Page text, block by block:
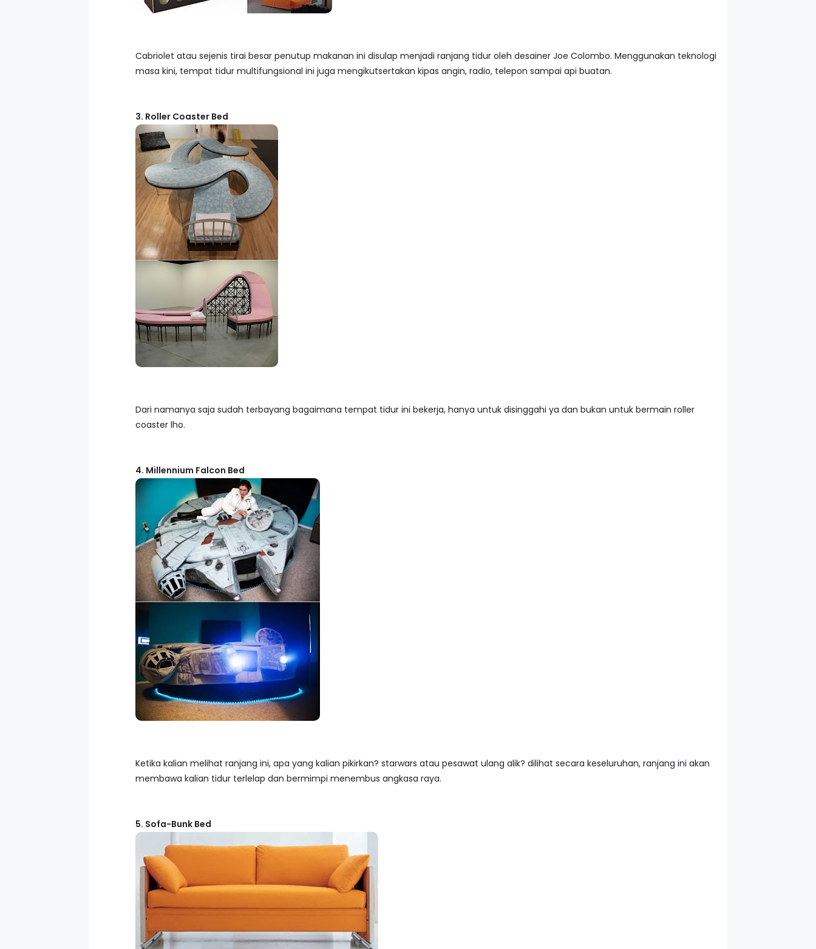
Cabriolet atau sejenis tirai besar penutup makanan ini disulap menjadi ranjang tidur oleh desainer Joe Colombo. Menggunakan teknologi
masa kini, tempat tidur multifungsional ini juga mengikutsertakan kipas angin, radio, telepon sampai api buatan.
3. Roller Coaster Bed
Dari namanya saja sudah terbayang bagaimana tempat tidur ini bekerja, hanya untuk disinggahi ya dan bukan untuk bermain roller
coaster lho.
4. Millennium Falcon Bed
Ketika kalian melihat ranjang ini, apa yang kalian pikirkan? starwars atau pesawat ulang alik? dilihat secara keseluruhan, ranjang ini akan
membawa kalian tidur terlelap dan bermimpi menembus angkasa raya.
5. Sofa-Bunk Bed